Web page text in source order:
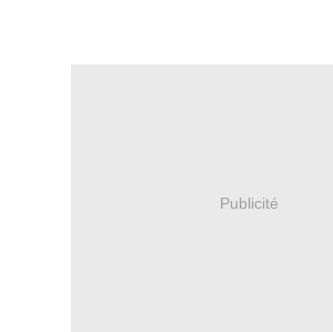
Publicité